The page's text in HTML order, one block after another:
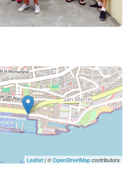
Leaflet | ©OpenStreetMapcontributors